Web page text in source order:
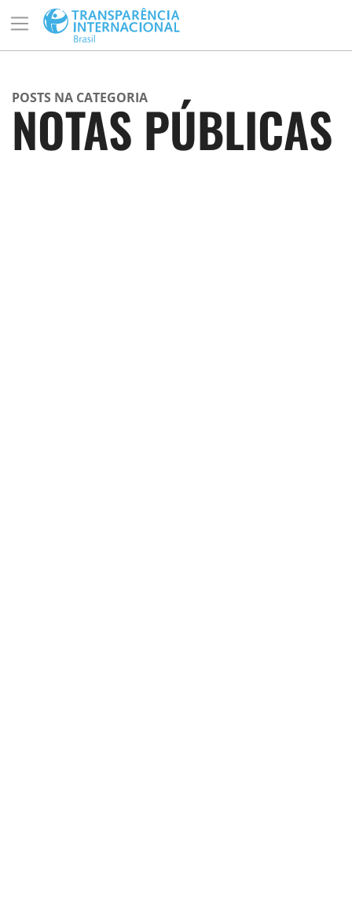
POSTS NA CATEGORIA
NOTAS PÚBLICAS